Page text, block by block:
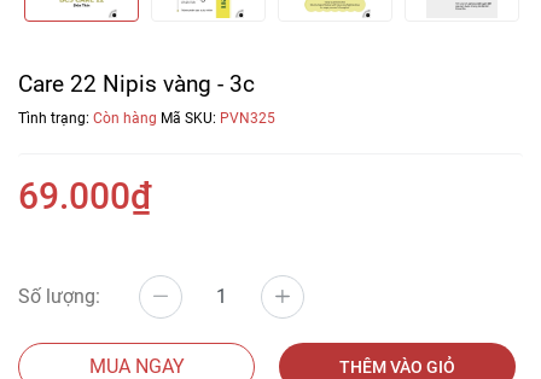
Care 22 Nipis vàng - 3c
Tình trạng: Còn hàng Mã SKU: PVN325
69.000₫
Số lượng:
MUA NGAY THÊM VÀO GIỎ